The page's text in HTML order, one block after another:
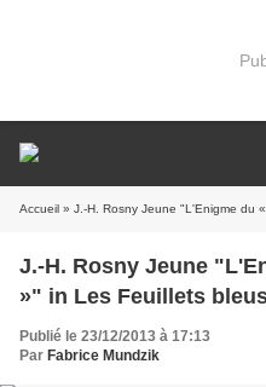
Accueil » J.-H. Rosny Jeune "L'Enigme du
J.-H. Rosny Jeune
»" in Les Feuillets
Publié le 23/12/2013 à 17:13
Par Fabrice Mundzik